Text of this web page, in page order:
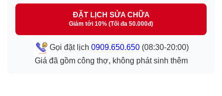
ĐẶT LỊCH SỬA CHỮA
Giảm tới 10% (Tối đa 50.000đ)
Gọi đặt lịch 0909.650.650(08:30-20:00)
Giá đã gồm công thợ, không phát sinh thêm